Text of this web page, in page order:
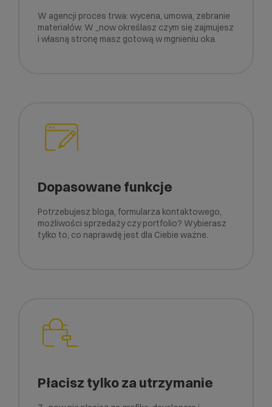
W agencji proces trwa: wycena, umowa, zebranie
materiałów. W _now określasz czym się zajmujesz
i własną stronę masz gotową w mgnieniu oka.
Dopasowane funkcje
Potrzebujesz bloga, formularza kontaktowego,
możliwości sprzedaży czy portfolio? Wybierasz
tylko to, co naprawdę jest dla Ciebie ważne.
Płacisz tylko za utrzymanie